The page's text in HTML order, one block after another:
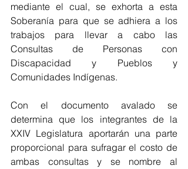
mediante el cual, se exhorta a esta
Soberanía para que se adhiera a los
trabajos para llevar a cabo las
Consultas de Personas con
Discapacidad y Pueblos y
Comunidades Indígenas.
Con el documento avalado se
determina que los integrantes de la
XXIV Legislatura aportarán una parte
proporcional para sufragar el costo de
ambas consultas y se nombre al